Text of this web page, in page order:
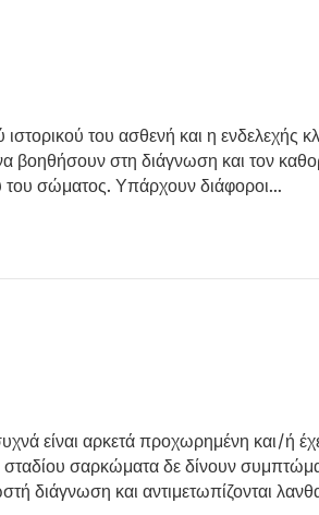
του ασθενή και η ενδελεχής
βοηθήσουν στη διάγνωση και τον
του σώματος. Υπάρχουν διάφοροι…
είναι αρκετά προχωρημένη και/ή
σαρκώματα δε δίνουν
διάγνωση και αντιμετωπίζονται